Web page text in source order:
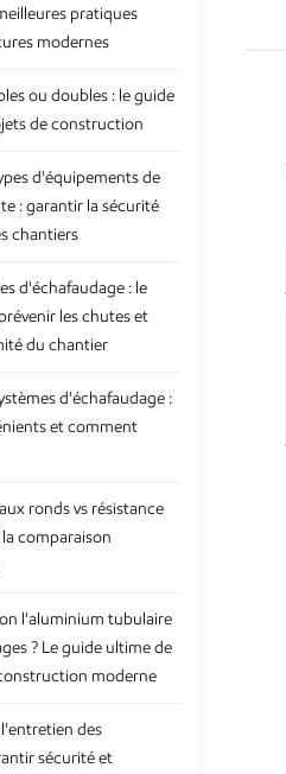
pratiques
modernes
ou doubles : le guide
de construction
d'équipements de
: garantir la sécurité
chantiers
d'échafaudage : le
les chutes et
du chantier
d'échafaudage :
et comment
ronds vs résistance
comparaison
l'aluminium tubulaire
? Le guide ultime de
moderne
des
sécurité et